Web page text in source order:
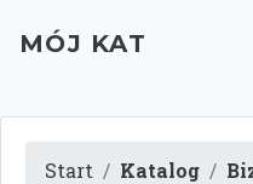
MÓJ KAT
Start Katalog